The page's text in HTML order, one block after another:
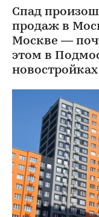
Спад
продаж в
Москве —
этом в